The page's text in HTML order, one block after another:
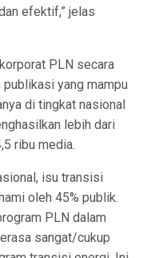
efektif,” jelas
PLN secara
yang mampu
di tingkat nasional
lebih dari
ribu media.
isu transisi
oleh 45% publik.
PLN dalam
sangat/cukup